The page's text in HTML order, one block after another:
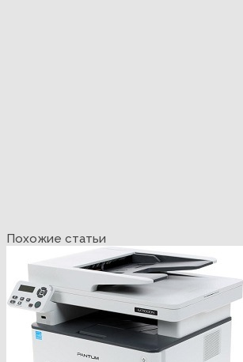
Похожие статьи